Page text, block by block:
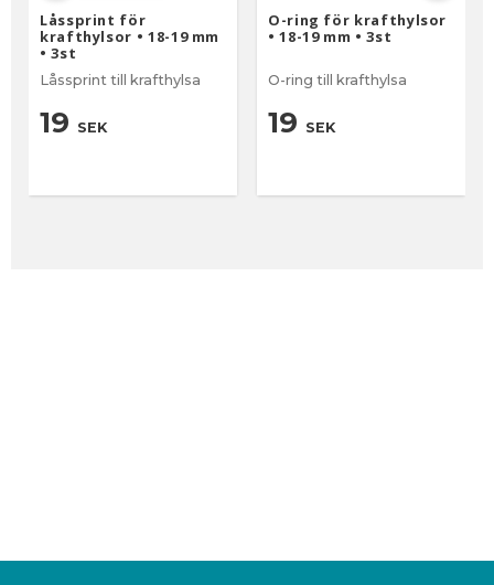
Låssprint för
krafthylsor • 18-19 mm
• 3st
Låssprint till krafthylsa
19 SEK
O-ring för krafthylsor
• 18-19 mm • 3st
O-ring till krafthylsa
19 SEK